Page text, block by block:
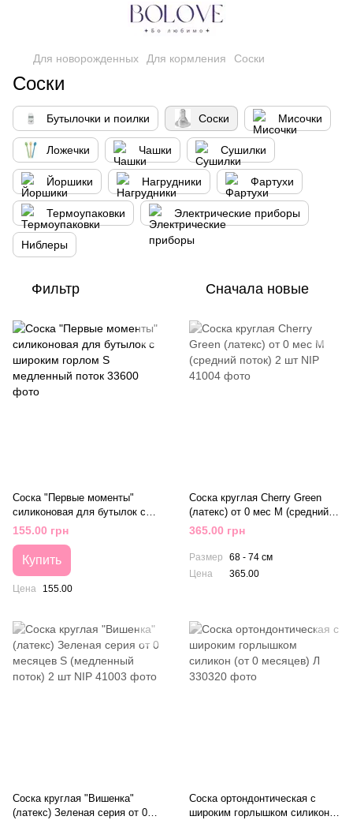
Для новорожденных Для кормления Соски
Соски
Бутылочки и поилки Соски Мисочки
Ложечки Чашки Сушилки
Йоршики Нагрудники Фартухи
Термоупаковки Электрические приборы
Ниблеры
Фильтр Сначала новые
Соска "Первые моменты"
силиконовая для бутылок с
широким горлом S медленный
155.00 грн
Купить
Цена 155.00
Соска круглая Cherry Green
(латекс) от 0 мес М (средний
поток) 2 шт NIP
365.00 грн
Размер
68 - 74 см
Цена
365.00
Соска круглая "Вишенка"
(латекс) Зеленая серия от 0
Соска ортондонтическая с
широким горлышком силикон